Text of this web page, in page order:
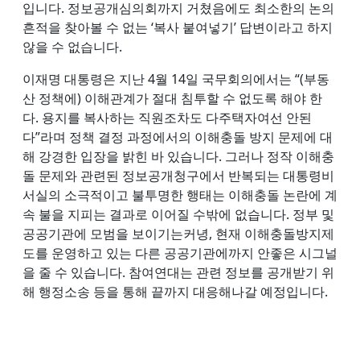
입니다. 정보공개심의회까지 거쳤음에도 최소한의 논의
흔적을 찾아볼 수 없는 ‘복사 붙여넣기’ 답변이라고 하지
않을 수 없습니다.
이재명 대통령은 지난 4월 14일 국무회의에서는 “(부동
산 정책에) 이해관계가 절대 침투할 수 없도록 해야 한
다. 용지를 복사하는 직원조차도 다주택자여선 안된
다”라며 정책 결정 과정에서의 이해충돌 방지 문제에 대
해 강경한 입장을 밝힌 바 있습니다. 그러나 정작 이해충
돌 문제와 관련된 정보공개청구에서 반복되는 대통령비
서실의 소극적이고 불투명한 행태는 이해충돌 논란에 계
속 불을 지피는 결과로 이어질 수밖에 없습니다. 정부 및
공공기관에 모범을 보이기는커녕, 현재 이해충돌방지제
도를 운영하고 있는 다른 공공기관에까지 안좋은 시그널
을 줄 수 있습니다. 참여연대는 관련 정보를 공개받기 위
해 행정소송 등을 통해 끝까지 대응해나갈 예정입니다.